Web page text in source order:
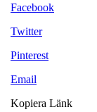
Facebook
Twitter
Pinterest
Email
Kopiera Länk